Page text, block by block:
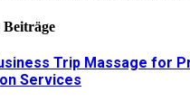
Beiträge
Trip Massage for
Services